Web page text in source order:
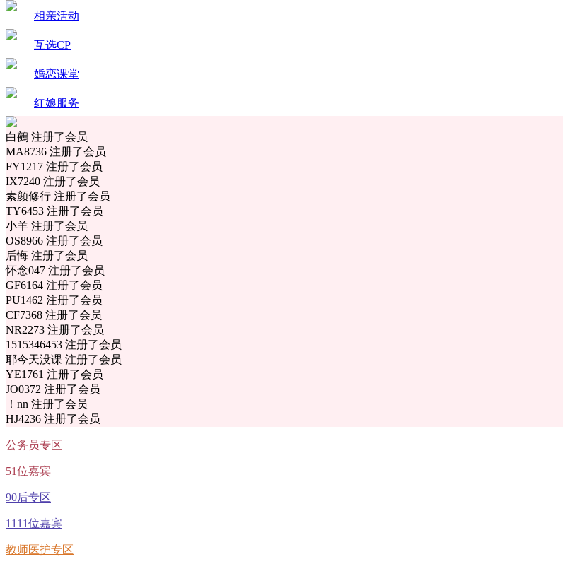
相亲活动
互选CP
婚恋课堂
红娘服务
白鵺 注册了会员
MA8736 注册了会员
FY1217 注册了会员
IX7240 注册了会员
素颜修行 注册了会员
TY6453 注册了会员
小羊 注册了会员
OS8966 注册了会员
后悔 注册了会员
怀念047 注册了会员
GF6164 注册了会员
PU1462 注册了会员
CF7368 注册了会员
NR2273 注册了会员
1515346453 注册了会员
耶今天没课 注册了会员
YE1761 注册了会员
JO0372 注册了会员
！nn 注册了会员
HJ4236 注册了会员
公务员专区
51位嘉宾
90后专区
1111位嘉宾
教师医护专区